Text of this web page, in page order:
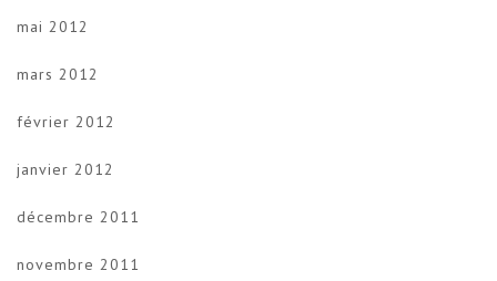
mai 2012
mars 2012
février 2012
janvier 2012
décembre 2011
novembre 2011